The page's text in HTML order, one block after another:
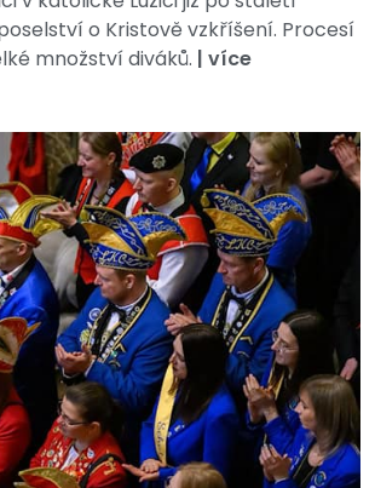
o Kristově vzkříšení. Procesí
množství diváků. | více